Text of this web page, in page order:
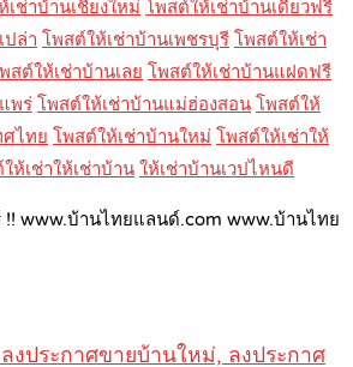
เช่าบ้านเชียงใหม่ โพสต์ให้เช่าบ้านเดี่ยวฟรี
ปล่า โพสต์ให้เช่าบ้านเพชรบุรี โพสต์ให้เช่า
สต์ให้เช่าบ้านเลย โพสต์ให้เช่าบ้านแฝดฟรี
พร่ โพสต์ให้เช่าบ้านแม่ฮ่องสอน โพสต์ให้
ศไทย โพสต์ให้เช่าบ้านใหม่ โพสต์ให้เช่าให้
ห้เช่าให้เช่าบ้าน ให้เช่าบ้านเวปไหนดี
!! www.บ้านไทยแลนด์.com www.บ้านไทย
งประกาศขายบ้านใหม่, ลงประกาศ